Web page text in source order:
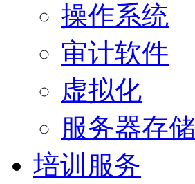
操作系统
审计软件
虚拟化
服务器存储
培训服务